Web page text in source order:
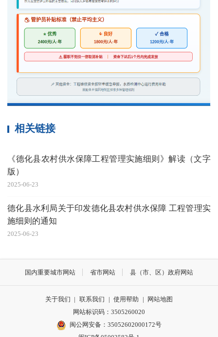
相关链接
《德化县农村供水保障工程管理实施细则》解读（文字
版）
2025-06-23
德化县水利局关于印发德化县农村供水保障 工程管理实
施细则的通知
2025-06-23
国内重要城市网站 省市网站 县（市、区）政府网站
关于我们 | 联系我们 | 使用帮助 |
网站地图
网站标识码：3505260020
闽公网安备：35052602000172号